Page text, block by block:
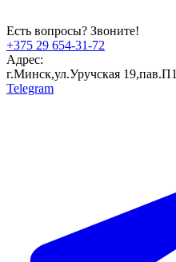
Есть вопросы? Звоните!
+375 29 654-31-72
Адрес:
г.Минск,ул.Уручская 19,пав.П1
Telegram